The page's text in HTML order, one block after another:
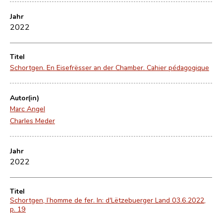
Jahr
2022
Titel
Schortgen. En Eisefrësser an der Chamber. Cahier pédagogique
Autor(in)
Marc Angel
Charles Meder
Jahr
2022
Titel
Schortgen, l’homme de fer. In: d'Lëtzebuerger Land 03.6.2022,
p. 19